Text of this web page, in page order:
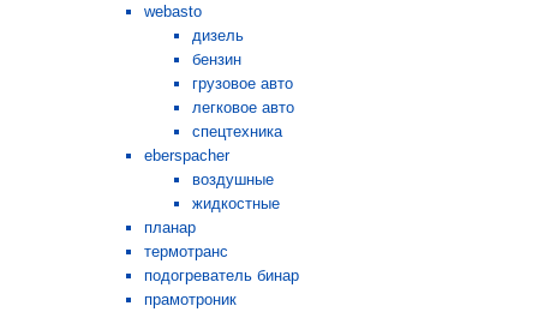
webasto
дизель
бензин
грузовое авто
легковое авто
спецтехника
eberspacher
воздушные
жидкостные
планар
термотранс
подогреватель бинар
прамотроник